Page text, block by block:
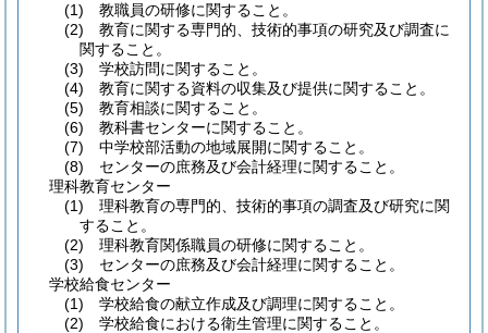
(1) 教職員の研修に関すること。
(2) 教育に関する専門的、技術的事項の研究及び調査に
関すること。
(3) 学校訪問に関すること。
(4) 教育に関する資料の収集及び提供に関すること。
(5) 教育相談に関すること。
(6) 教科書センターに関すること。
(7) 中学校部活動の地域展開に関すること。
(8) センターの庶務及び会計経理に関すること。
理科教育センター
(1) 理科教育の専門的、技術的事項の調査及び研究に関
すること。
(2) 理科教育関係職員の研修に関すること。
(3) センターの庶務及び会計経理に関すること。
学校給食センター
(1) 学校給食の献立作成及び調理に関すること。
(2) 学校給食における衛生管理に関すること。